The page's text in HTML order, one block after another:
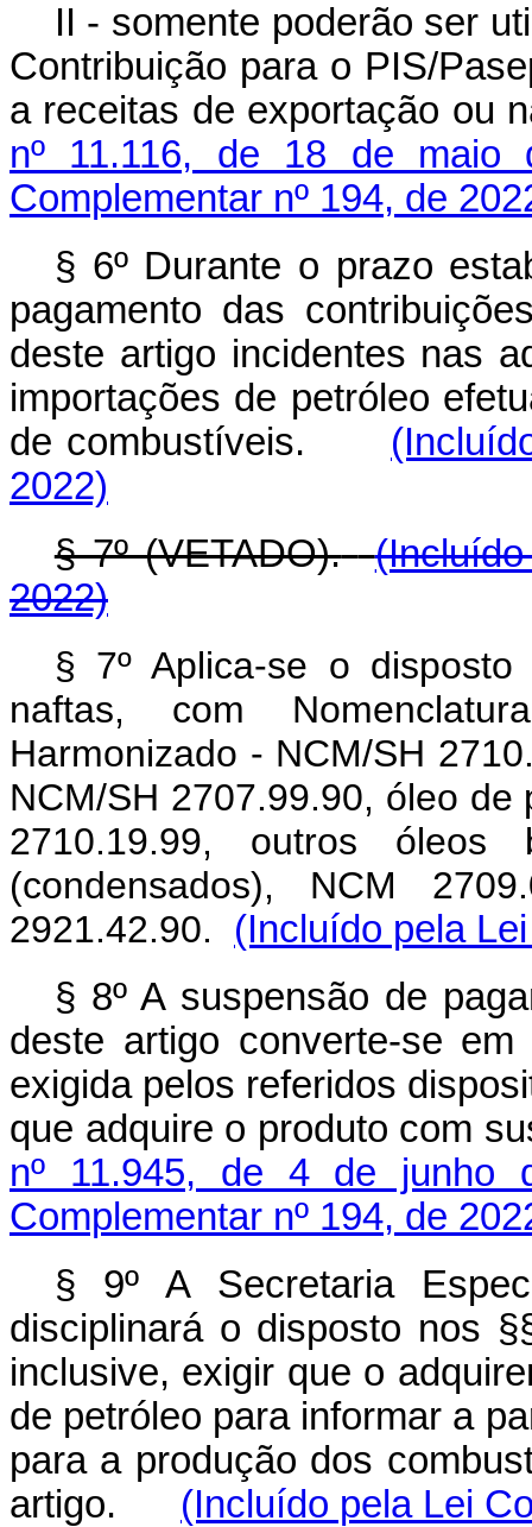
II - somente poderão ser
Contribuição para o PIS/
a receitas de exportação ou
nº 11.116, de 18 de maio
Complementar nº 194, de
§ 6º Durante o prazo
pagamento das
deste artigo incidentes nas
importações de petróleo
de combustíveis.
2022)
§ 7º (VETADO).
2022)
§ 7º Aplica-se o
naftas, com
Harmonizado - NCM/SH
NCM/SH 2707.99.90, óleo
2710.19.99, outros
(condensados), NCM
2921.42.90.
(Incluído pela
§ 8º A suspensão de
deste artigo converte-se
exigida pelos referidos
que adquire o produto com
nº 11.945, de 4 de junho
Complementar nº 194, de
§ 9º A Secretaria
disciplinará o disposto nos
inclusive, exigir que o
de petróleo para informar a
para a produção dos
artigo.
(Incluído pela Lei